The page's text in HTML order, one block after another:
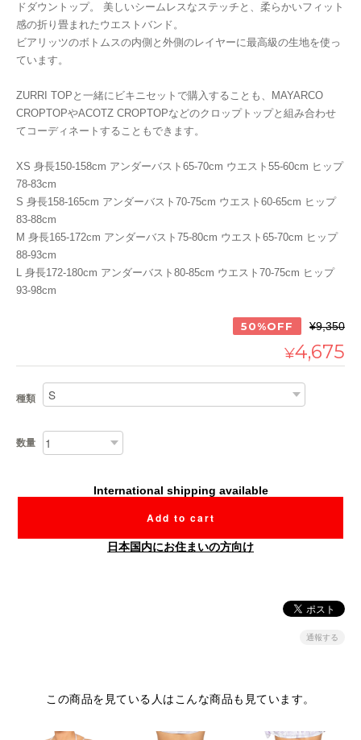
ドダウントップ。 美しいシームレスなステッチと、柔らかいフィット
感の折り畳まれたウエストバンド。
ビアリッツのボトムスの内側と外側のレイヤーに最高級の生地を使っ
ています。
ZURRI TOPと一緒にビキニセットで購入することも、MAYARCO
CROPTOPやACOTZ CROPTOPなどのクロップトップと組み合わせ
てコーディネートすることもできます。
XS 身長150-158cm アンダーバスト65-70cm ウエスト55-60cm ヒップ
78-83cm
S 身長158-165cm アンダーバスト70-75cm ウエスト60-65cm ヒップ
83-88cm
M 身長165-172cm アンダーバスト75-80cm ウエスト65-70cm ヒップ
88-93cm
L 身長172-180cm アンダーバスト80-85cm ウエスト70-75cm ヒップ
93-98cm
50%OFF ¥9,350
¥4,675
種類
数量
International shipping available
Add to cart
日本国内にお住まいの方向け
通報する
この商品を見ている人はこんな商品も見ています。